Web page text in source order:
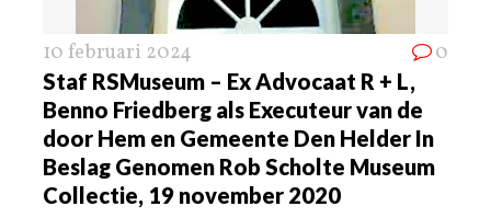
10 februari 2024 0
Staf RSMuseum – Ex Advocaat R + L,
Benno Friedberg als Executeur van de
door Hem en Gemeente Den Helder In
Beslag Genomen Rob Scholte Museum
Collectie, 19 november 2020